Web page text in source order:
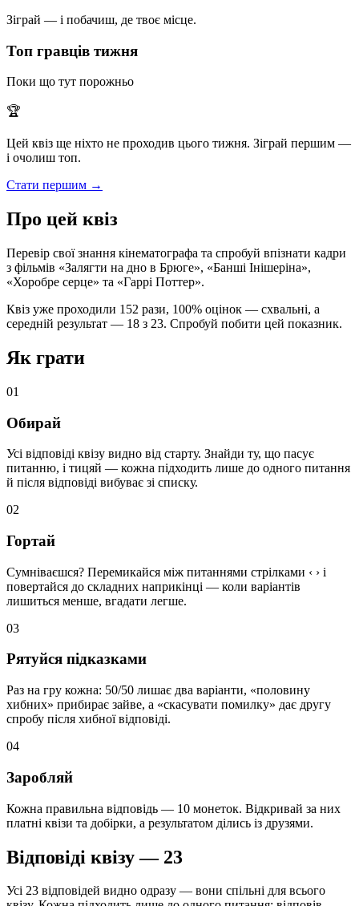
Зіграй — і побачиш, де твоє місце.
Топ гравців тижня
Поки що тут порожньо
🏆
Цей квіз ще ніхто не проходив цього тижня. Зіграй першим —
і очолиш топ.
Стати першим →
Про цей квіз
Перевір свої знання кінематографа та спробуй впізнати кадри
з фільмів «Залягти на дно в Брюге», «Банші Інішеріна»,
«Хоробре серце» та «Гаррі Поттер».
Квіз уже проходили 152 рази, 100% оцінок — схвальні, а
середній результат — 18 з 23. Спробуй побити цей показник.
Як грати
01
Обирай
Усі відповіді квізу видно від старту. Знайди ту, що пасує
питанню, і тицяй — кожна підходить лише до одного питання
й після відповіді вибуває зі списку.
02
Гортай
Сумніваєшся? Перемикайся між питаннями стрілками ‹ › і
повертайся до складних наприкінці — коли варіантів
лишиться менше, вгадати легше.
03
Рятуйся підказками
Раз на гру кожна: 50/50 лишає два варіанти, «половину
хибних» прибирає зайве, а «скасувати помилку» дає другу
спробу після хибної відповіді.
04
Заробляй
Кожна правильна відповідь — 10 монеток. Відкривай за них
платні квізи та добірки, а результатом ділись із друзями.
Відповіді квізу — 23
Усі 23 відповідей видно одразу — вони спільні для всього